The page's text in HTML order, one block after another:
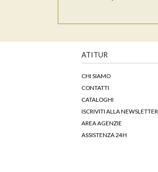
ATITUR
CHI SIAMO
CONTATTI
CATALOGHI
ISCRIVITI ALLA NEWSLETTER
AREA AGENZIE
ASSISTENZA 24H